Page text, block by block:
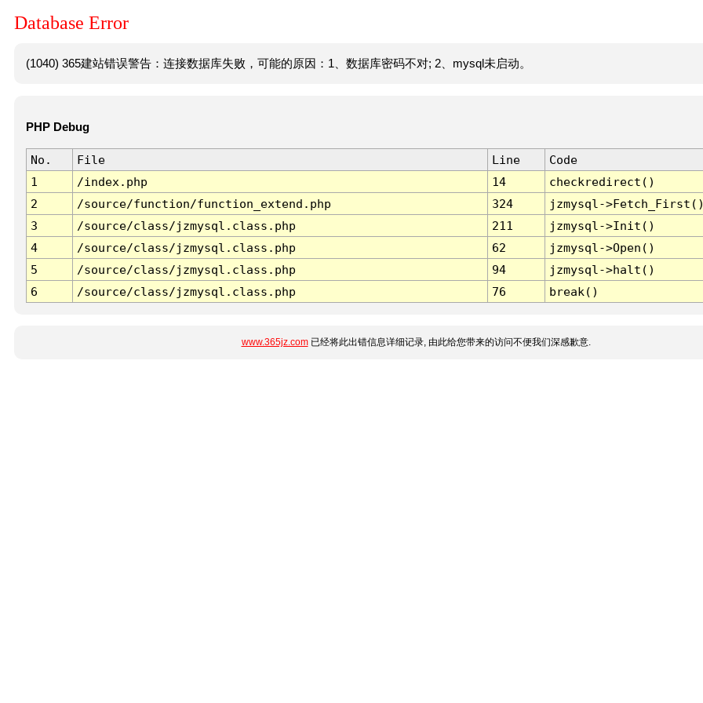
Database Error
(1040) 365建站错误警告：连接数据库失败，可能的原因：1、数据库密码不对; 2、mysql未启动。
PHP Debug
No. File Line
Code
1
/index.php 14
checkredirect()
2
/source/function/function_extend.php 324
jzmysql-
3
/source/class/jzmysql.class.php 211
jzmysql->Init()
4
/source/class/jzmysql.class.php 62
jzmysql->Open()
5
/source/class/jzmysql.class.php 94
jzmysql->halt()
6
/source/class/jzmysql.class.php 76 break()
www.365jz.com已经将此出错信息详细记录, 由此给您带来的访问不便我们深感歉意.